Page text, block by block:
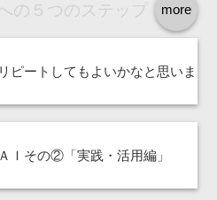
more
の５つのステップ
ピートしてもよいかなと思いま
Ｉその②「実践・活用編」